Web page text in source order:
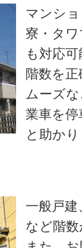
マンショ
寮・タ
も対応
階数を
ムーズ
業車を
と助かり
一般戸建
など階数